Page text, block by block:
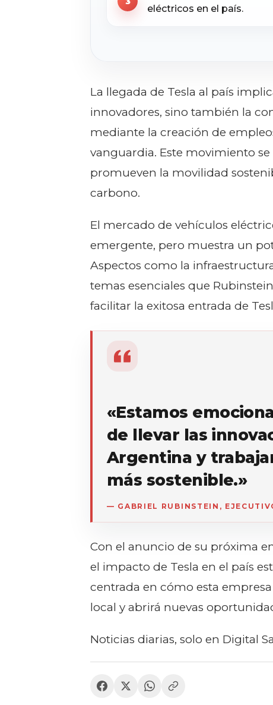
eléctricos en el país.
La llegada de Tesla al país
innovadores, sino también la
mediante la creación de
vanguardia. Este movimiento
promueven la movilidad
carbono.
El mercado de vehículos
emergente, pero muestra un
Aspectos como la
temas esenciales que
facilitar la exitosa entrada de
«Estamos
de llevar las
Argentina y
más sostenible.»
— GABRIEL RUBINSTEIN,
Con el anuncio de su próxima
el impacto de Tesla en el país
centrada en cómo esta
local y abrirá nuevas
Noticias diarias, solo en Digital